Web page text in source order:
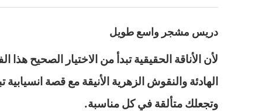
دريس مشجر واسع طويل
لأن الأناقة الحقيقية تبدأ من الاختيار الصحيح
الهادئة والنقوش الزهرية الأنيقة مع قصة
وتجعلك متألقة في كل مناسبة.